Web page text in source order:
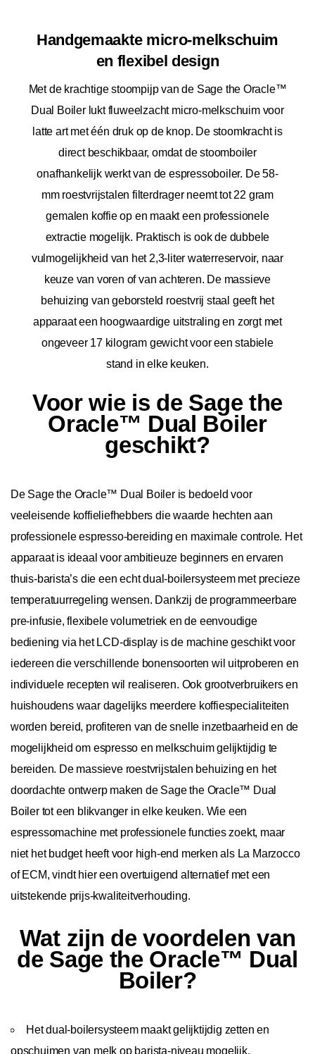
Handgemaakte micro-melkschuim
en flexibel design
Met de krachtige stoompijp van de Sage the Oracle™
Dual Boiler lukt fluweelzacht micro-melkschuim voor
latte art met één druk op de knop. De stoomkracht is
direct beschikbaar, omdat de stoomboiler
onafhankelijk werkt van de espressoboiler. De 58-
mm roestvrijstalen filterdrager neemt tot 22 gram
gemalen koffie op en maakt een professionele
extractie mogelijk. Praktisch is ook de dubbele
vulmogelijkheid van het 2,3-liter waterreservoir, naar
keuze van voren of van achteren. De massieve
behuizing van geborsteld roestvrij staal geeft het
apparaat een hoogwaardige uitstraling en zorgt met
ongeveer 17 kilogram gewicht voor een stabiele
stand in elke keuken.
Voor wie is de Sage the
Oracle™ Dual Boiler
geschikt?
De Sage the Oracle™ Dual Boiler is bedoeld voor
veeleisende koffieliefhebbers die waarde hechten aan
professionele espresso-bereiding en maximale controle. Het
apparaat is ideaal voor ambitieuze beginners en ervaren
thuis-barista’s die een echt dual-boilersysteem met precieze
temperatuurregeling wensen. Dankzij de programmeerbare
pre-infusie, flexibele volumetriek en de eenvoudige
bediening via het LCD-display is de machine geschikt voor
iedereen die verschillende bonensoorten wil uitproberen en
individuele recepten wil realiseren. Ook grootverbruikers en
huishoudens waar dagelijks meerdere koffiespecialiteiten
worden bereid, profiteren van de snelle inzetbaarheid en de
mogelijkheid om espresso en melkschuim gelijktijdig te
bereiden. De massieve roestvrijstalen behuizing en het
doordachte ontwerp maken de Sage the Oracle™ Dual
Boiler tot een blikvanger in elke keuken. Wie een
espressomachine met professionele functies zoekt, maar
niet het budget heeft voor high-end merken als La Marzocco
of ECM, vindt hier een overtuigend alternatief met een
uitstekende prijs-kwaliteitverhouding.
Wat zijn de voordelen van
de Sage the Oracle™ Dual
Boiler?
Het dual-boilersysteem maakt gelijktijdig zetten en
opschuimen van melk op barista-niveau mogelijk.